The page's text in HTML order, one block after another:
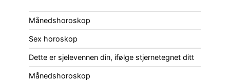
Månedshoroskop
Sex horoskop
Dette er sjelevennen din, ifølge stjernetegnet ditt
Månedshoroskop